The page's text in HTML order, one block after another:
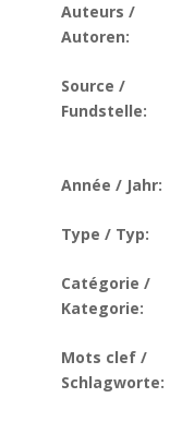
Auteurs /
Autoren:
Source /
Fundstelle:
Année / Jahr:
Type / Typ:
Catégorie /
Kategorie:
Mots clef /
Schlagworte: